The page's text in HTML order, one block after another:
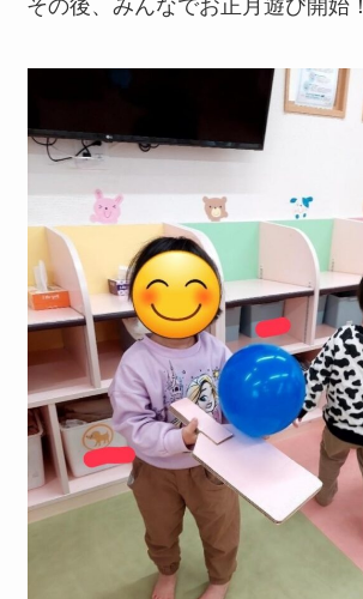
その後、みんなでお正月遊び開始！